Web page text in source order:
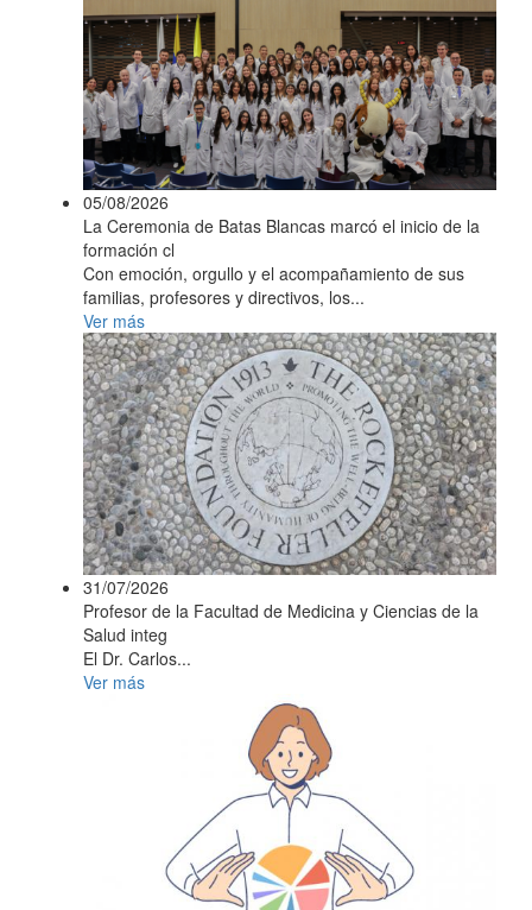
05/08/2026
La Ceremonia de Batas Blancas marcó el inicio de la
formación cl
Con emoción, orgullo y el acompañamiento de sus
familias, profesores y directivos, los...
Ver más
31/07/2026
Profesor de la Facultad de Medicina y Ciencias de la
Salud integ
El Dr. Carlos...
Ver más